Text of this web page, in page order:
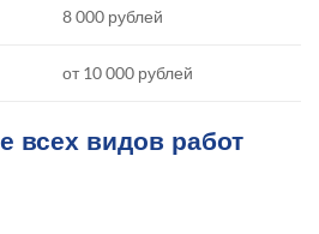
8 000 рублей
от 10 000 рублей
всех видов работ